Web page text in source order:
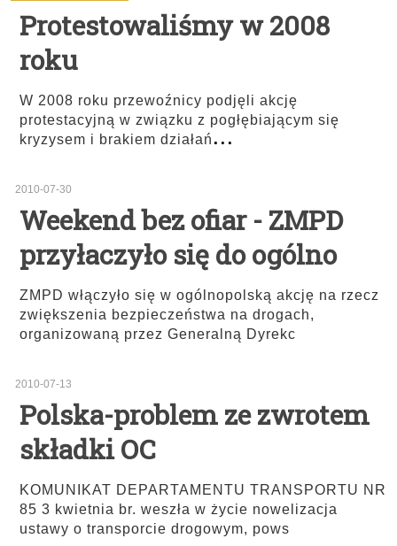
Protestowaliśmy w 2008
roku
W 2008 roku przewoźnicy podjęli akcję
protestacyjną w związku z pogłębiającym się
kryzysem i brakiem działań...
2010-07-30
Weekend bez ofiar - ZMPD
przyłaczyło się do ogólno
ZMPD włączyło się w ogólnopolską akcję na rzecz
zwiększenia bezpieczeństwa na drogach,
organizowaną przez Generalną Dyrekc
2010-07-13
Polska-problem ze zwrotem
składki OC
KOMUNIKAT DEPARTAMENTU TRANSPORTU NR
85 3 kwietnia br. weszła w życie nowelizacja
ustawy o transporcie drogowym, pows